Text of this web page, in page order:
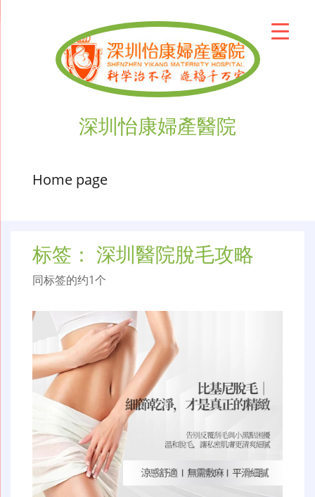
深圳怡康婦產醫院
Home page
标签： 深圳醫院脫毛攻略
同标签的约1个